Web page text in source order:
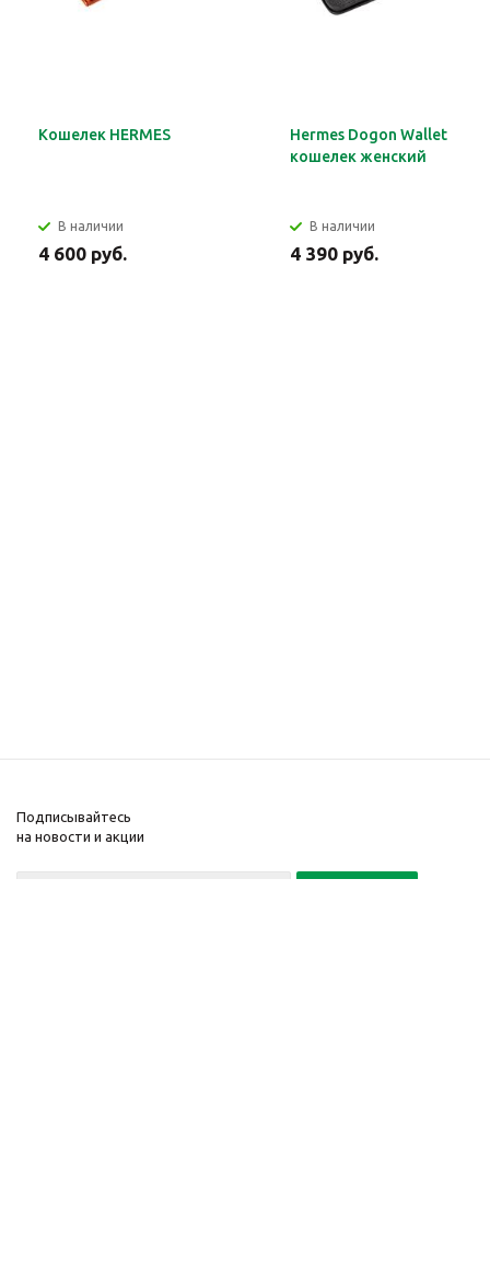
Кошелек HERMES
В наличии
4 600 руб.
Hermes Dogon Wallet
кошелек женский
В наличии
4 390 руб.
Подписывайтесь
на новости и акции